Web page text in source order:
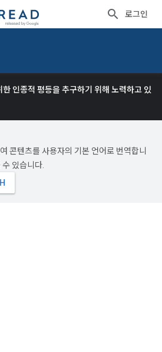
로그인
인종적 평등을 추구하기 위해 노력하고 있
콘텐츠를 사용자의 기본 언어로 번역합니
있습니다.